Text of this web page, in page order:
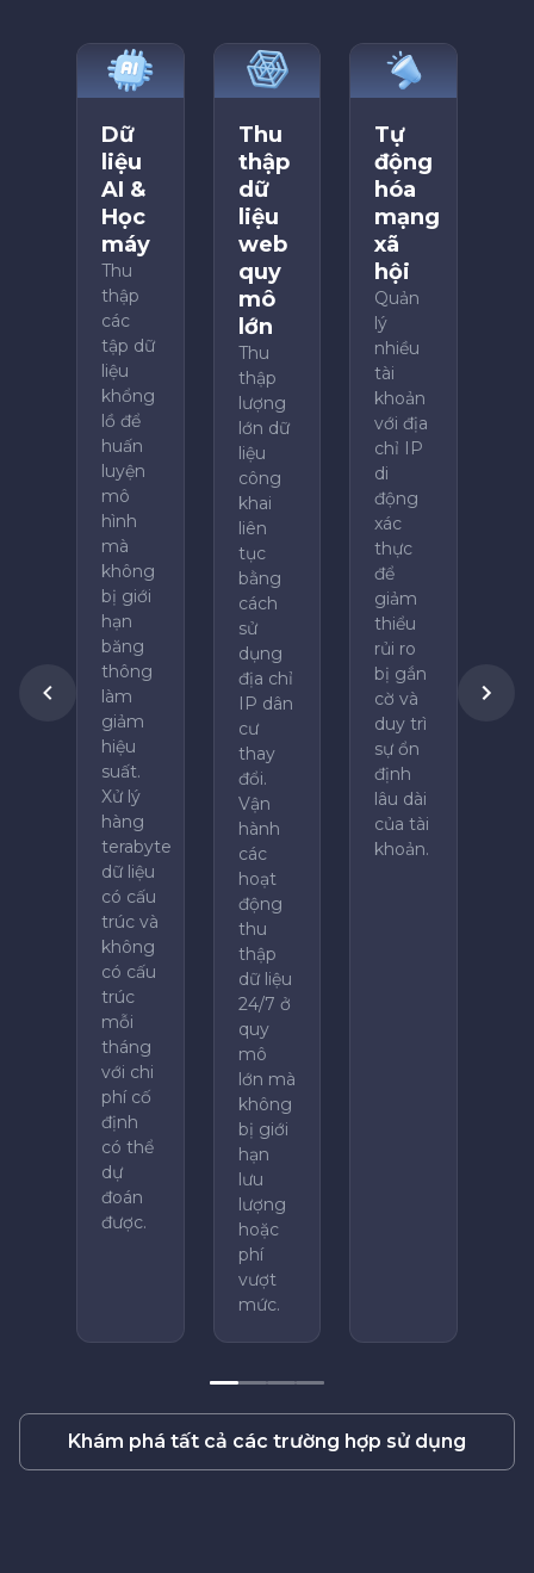
Dữ
liệu
AI &
Học
máy
Thu
thập
các
tập dữ
liệu
khổng
lồ để
huấn
luyện
mô
hình
mà
không
bị giới
hạn
băng
thông
làm
giảm
hiệu
suất.
Xử lý
hàng
terabyte
dữ liệu
có cấu
trúc và
không
có cấu
trúc
mỗi
tháng
với chi
phí cố
định
có thể
dự
đoán
được.
Thu
thập
dữ
liệu
web
quy
mô
lớn
Thu
thập
lượng
lớn dữ
liệu
công
khai
liên
tục
bằng
cách
sử
dụng
địa chỉ
IP dân
cư
thay
đổi.
Vận
hành
các
hoạt
động
thu
thập
dữ liệu
24/7 ở
quy
mô
lớn mà
không
bị giới
hạn
lưu
lượng
hoặc
phí
vượt
mức.
Tự
động
hóa
mạng
xã
hội
Quản
lý
nhiều
tài
khoản
với địa
chỉ IP
di
động
xác
thực
để
giảm
thiểu
rủi ro
bị gắn
cờ và
duy trì
sự ổn
định
lâu dài
của tài
khoản.
Khám phá tất cả các trường hợp sử dụng